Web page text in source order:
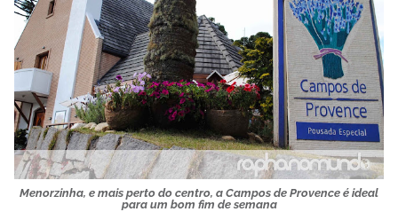
Menorzinha, e mais perto do centro, a Campos de Provence é ideal
para um bom fim de semana